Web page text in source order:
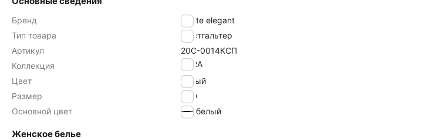
Бренд
Conte elegant
Тип товара
Бюстгальтер
Артикул
20С-0014КСП
Коллекция
AURA
Цвет
белый
Размер
85D
Основной цвет
белый
Женское белье